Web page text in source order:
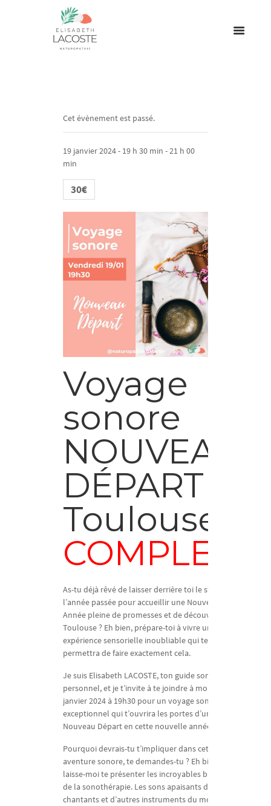
Cet évènement est passé.
19 janvier 2024 - 19 h 30 min -21 h 00
min
30€
Voyage
sonore
NOUVEAU
DÉPART –
Toulouse
COMPLET
As-tu déjà rêvé de laisser derrière toi le stress de
l’année passée pour accueillir une Nouvelle
Année pleine de promesses et de découvertes à
Toulouse ? Eh bien, prépare-toi à vivre une
expérience sensorielle inoubliable qui te
permettra de faire exactement cela.
Je suis Elisabeth LACOSTE, ton guide sonore
personnel, et je t’invite à te joindre à moi le 19
janvier 2024 à 19h30 pour un voyage sonore
exceptionnel qui t’ouvrira les portes d’un
Nouveau Départ en cette nouvelle année.
Pourquoi devrais-tu t’impliquer dans cette
aventure sonore, te demandes-tu ? Eh bien,
laisse-moi te présenter les incroyables bienfaits
de la sonothérapie. Les sons apaisants des bols
chantants et d’autres instruments du monde ont